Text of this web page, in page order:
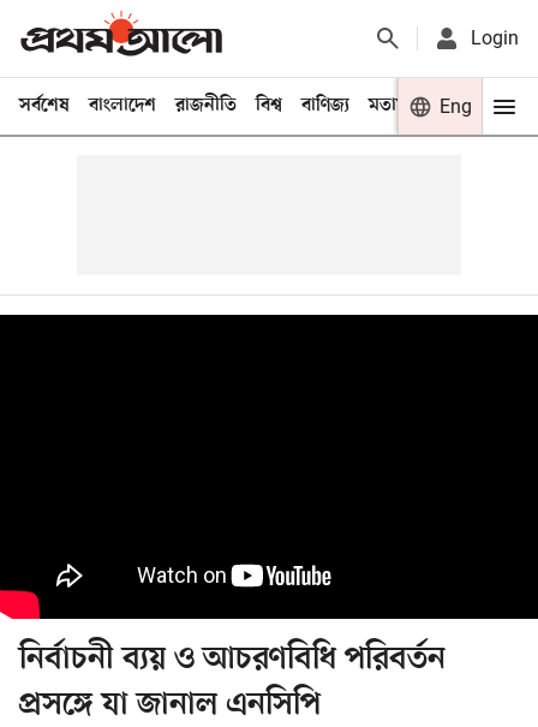
Login
সর্বশেষ বাংলাদেশ রাজনীতি বিশ্ব বাণিজ্য মতামত খেলা
Eng
নির্বাচনী ব্যয় ও আচরণবিধি পরিবর্তন
প্রসঙ্গে যা জানাল এনসিপি